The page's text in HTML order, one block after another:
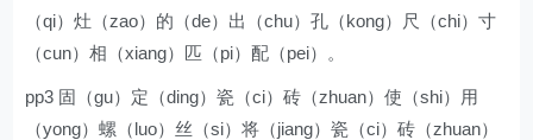
（qi）灶（zao）的（de）出（chu）孔（kong）尺（chi）寸
（cun）相（xiang）匹（pi）配（pei）。
pp3 固（gu）定（ding）瓷（ci）砖（zhuan）使（shi）用
（yong）螺（luo）丝（si）将（jiang）瓷（ci）砖（zhuan）